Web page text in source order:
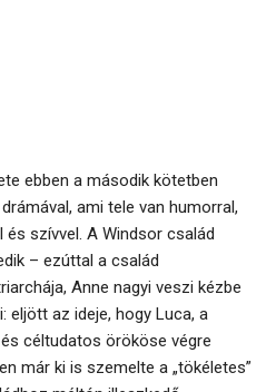
ebben a második kötetben
ami tele van humorral,
szívvel. A Windsor család
– ezúttal a család
Anne nagyi veszi kézbe
eljött az ideje, hogy Luca, a
céltudatos örököse végre
már ki is szemelte a „tökéletes”